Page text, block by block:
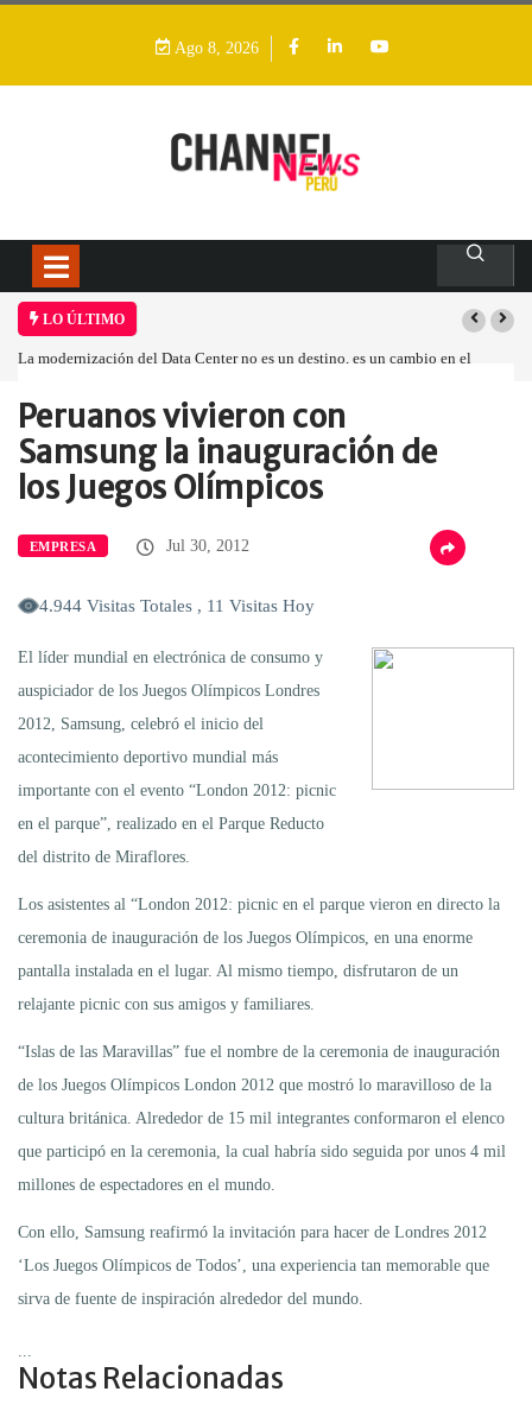
Ago 8, 2026
LO ÚLTIMO
La modernización del Data Center no es un destino, es un cambio en el
Home
Empresa Peruanos vivieron con…
Peruanos vivieron con
Samsung la inauguración de
los Juegos Olímpicos
EMPRESA Jul 30, 2012
4.944 Visitas Totales , 11 Visitas Hoy
El líder mundial en electrónica de consumo y
auspiciador de los Juegos Olímpicos Londres
2012, Samsung, celebró el inicio del
acontecimiento deportivo mundial más
importante con el evento “London 2012: picnic
en el parque”, realizado en el Parque Reducto
del distrito de Miraflores.
Los asistentes al “London 2012: picnic en el parque vieron en directo la
ceremonia de inauguración de los Juegos Olímpicos, en una enorme
pantalla instalada en el lugar. Al mismo tiempo, disfrutaron de un
relajante picnic con sus amigos y familiares.
“Islas de las Maravillas” fue el nombre de la ceremonia de inauguración
de los Juegos Olímpicos London 2012 que mostró lo maravilloso de la
cultura británica. Alrededor de 15 mil integrantes conformaron el elenco
que participó en la ceremonia, la cual habría sido seguida por unos 4 mil
millones de espectadores en el mundo.
Con ello, Samsung reafirmó la invitación para hacer de Londres 2012
‘Los Juegos Olímpicos de Todos’, una experiencia tan memorable que
sirva de fuente de inspiración alrededor del mundo.
Notas Relacionadas